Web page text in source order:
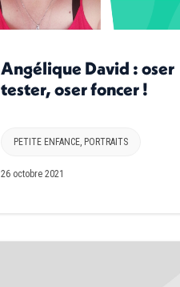
Angélique David : oser
tester, oser foncer !
PETITE ENFANCE, PORTRAITS
26 octobre 2021